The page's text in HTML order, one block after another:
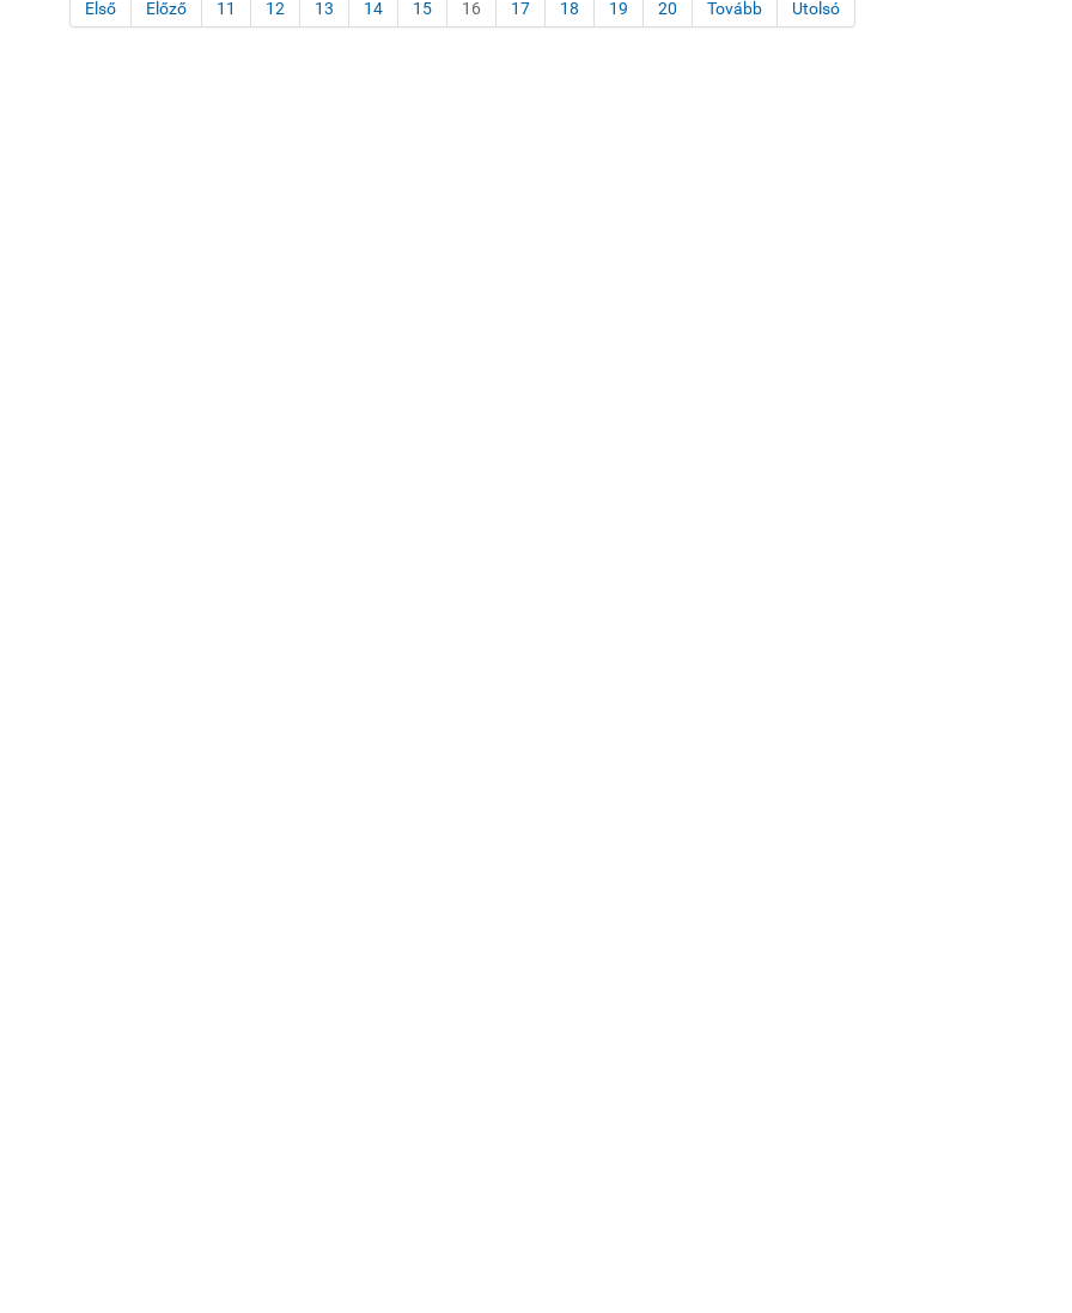
Első Előző 11 12 13 14 15 16 17 18 19 20 Tovább Utolsó